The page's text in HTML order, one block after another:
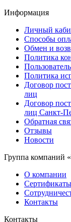
Информация
Личный
Способы
Обмен и
Политика
Политика
Договор
лиц
Договор
лиц Санкт-
Обратная
Отзывы
Новости
Группа компаний
О компании
Сертификаты
Контакты
Контакты